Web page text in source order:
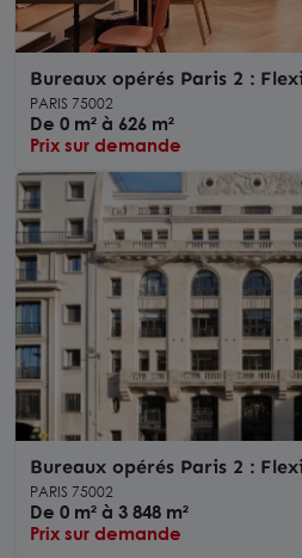
Bureaux opérés Paris 2 :
services intégrés
PARIS 75002
De 0 m² à 626 m²
Prix sur demande
Bureaux opérés Paris 2 :
central
PARIS 75002
De 0 m² à 3 848 m²
Prix sur demande